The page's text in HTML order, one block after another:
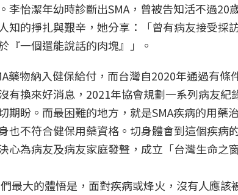
李怡潔年幼時診斷出SMA，曾被告知活不過20
知的掙扎與艱辛，她分享：「曾有病友接受採
『一個還能說話的肉塊』」。
藥物納入健保給付，而台灣自2020年通過有條
有換來好消息，2021年協會規劃一系列病友紀
期盼。而最困難的地方，就是SMA疾病的用藥
也不符合健保用藥資格。切身體會到這個疾病
心為病友及病友家庭發聲，成立「台灣生命之
最大的體悟是，面對疾病或烽火，沒有人應該